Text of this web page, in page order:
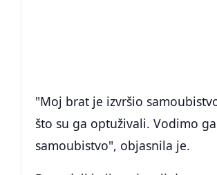
"Moj brat je izvršio
što su ga optuživali. Vodimo
samoubistvo", objasnila je.